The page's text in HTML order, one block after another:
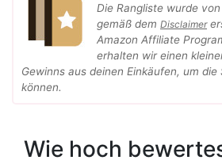
Die Rangliste wurde
gemäß dem Disclaimer
Amazon Affiliate
erhalten wir einen
Gewinns aus deinen Einkäufen, um
können.
Wie hoch